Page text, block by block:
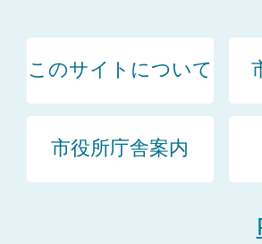
このサイトについて
市役所庁舎案内